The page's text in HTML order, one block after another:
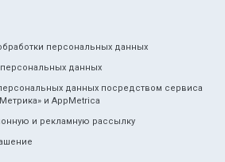
персональных данных
персональных данных
данных посредством сервиса
и AppMetrica
и рекламную рассылку